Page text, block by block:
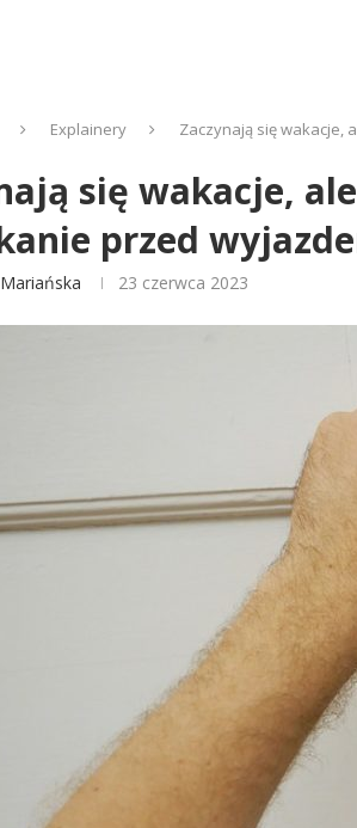
Explainery Zaczynają się wakacje,
się wakacje,
przed
23 czerwca 2023